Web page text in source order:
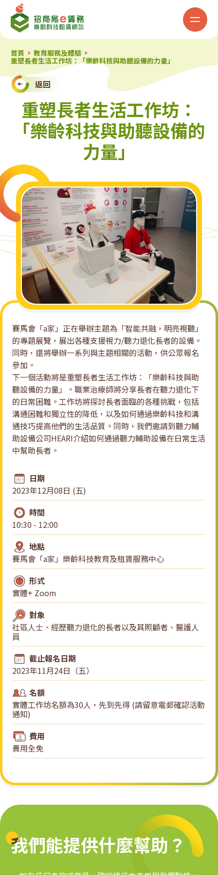
招
商
局
「e
務」
齡
科
技
租
系
統
首頁
教育服務及體驗
重塑長者生活工作坊：「樂齡科技與助聽設備的力量」
返回
重塑長者生活工作坊：
「樂齡科技與助聽設備的
力量」
賽馬會「a家」正在舉辦主題為「智能共融，明亮視聽」
的專題展覽，展出各種支援視力/聽力退化長者的設備。
同時，還將舉辦一系列與主題相關的活動，供公眾報名
參加。
下一個活動將是重塑長者生活工作坊：「樂齡科技與助
聽設備的力量」。職業治療師將分享長者在聽力退化下
的日常困難。工作坊將探討長者面臨的各種挑戰，包括
溝通困難和獨立性的降低，以及如何通過樂齡科技和溝
通技巧提高他們的生活品質。同時，我們邀請到聽力輔
助設備公司HEARI介紹如何通過聽力輔助設備在日常生活
中幫助長者。
日期
2023年12月08日 (五)
時間
10:30 - 12:00
地點
賽馬會「a家」樂齡科技教育及租賃服務中心
形式
實體+ Zoom
對象
社區人士、經歷聽力退化的長者以及其照顧者、醫護人
員
截止報名日期
2023年11月24日（五）
名額
實體工作坊名額為30人，先到先得 (請留意電郵確認活動
通知)
費用
費用全免
我們能提供什麼幫助？
我們能提供什麼幫助？